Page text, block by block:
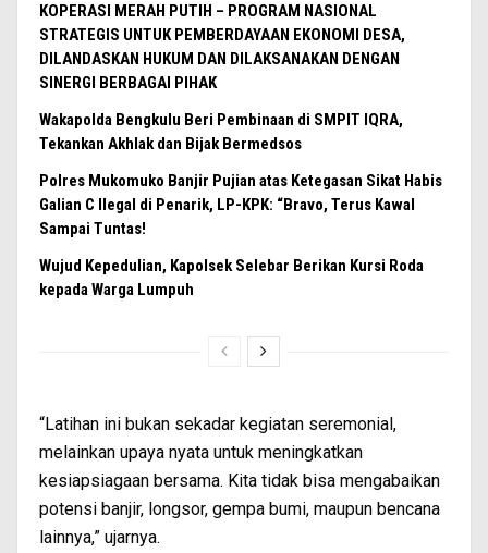
KOPERASI MERAH PUTIH – PROGRAM NASIONAL
STRATEGIS UNTUK PEMBERDAYAAN EKONOMI DESA,
DILANDASKAN HUKUM DAN DILAKSANAKAN DENGAN
SINERGI BERBAGAI PIHAK
Wakapolda Bengkulu Beri Pembinaan di SMPIT IQRA,
Tekankan Akhlak dan Bijak Bermedsos
Polres Mukomuko Banjir Pujian atas Ketegasan Sikat Habis
Galian C Ilegal di Penarik, LP-KPK: “Bravo, Terus Kawal
Sampai Tuntas!
Wujud Kepedulian, Kapolsek Selebar Berikan Kursi Roda
kepada Warga Lumpuh
“Latihan ini bukan sekadar kegiatan seremonial,
melainkan upaya nyata untuk meningkatkan
kesiapsiagaan bersama. Kita tidak bisa mengabaikan
potensi banjir, longsor, gempa bumi, maupun bencana
lainnya,” ujarnya.